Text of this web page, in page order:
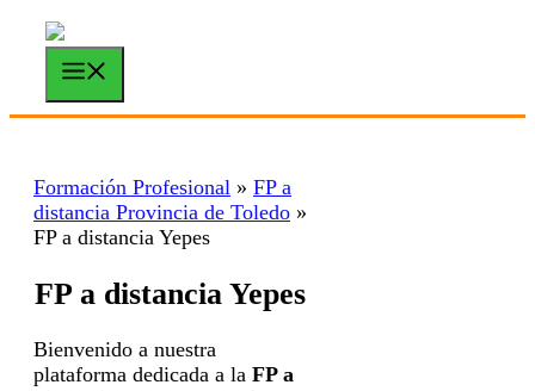
Saltar
contenido
Formación Profesional » FP a
distancia Provincia de Toledo »
FP a distancia Yepes
FP a distancia Yepes
Bienvenido a nuestra
plataforma dedicada a la FP a